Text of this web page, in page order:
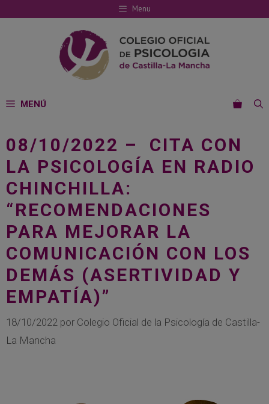
al
Menu
MENÚ
08/10/2022 – CITA CON
LA PSICOLOGÍA EN RADIO
CHINCHILLA:
“RECOMENDACIONES
PARA MEJORAR LA
COMUNICACIÓN CON LOS
DEMÁS (ASERTIVIDAD Y
EMPATÍA)”
18/10/2022 por Colegio Oficial de la Psicología de Castilla-
La Mancha